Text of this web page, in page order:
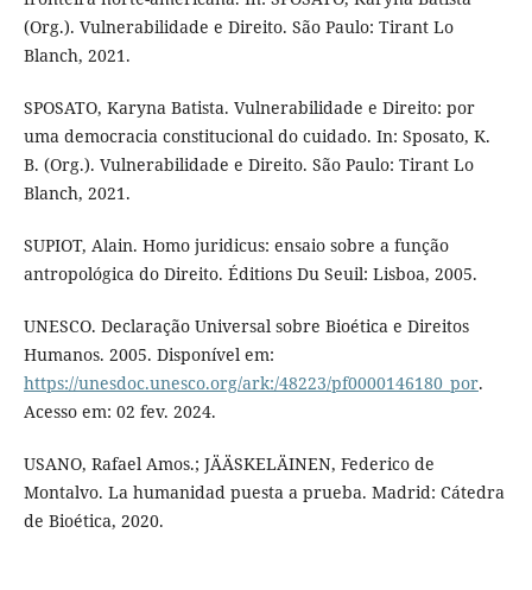
(Org.). Vulnerabilidade e Direito. São Paulo: Tirant Lo
Blanch, 2021.
SPOSATO, Karyna Batista. Vulnerabilidade e Direito: por
uma democracia constitucional do cuidado. In: Sposato, K.
B. (Org.). Vulnerabilidade e Direito. São Paulo: Tirant Lo
Blanch, 2021.
SUPIOT, Alain. Homo juridicus: ensaio sobre a função
antropológica do Direito. Éditions Du Seuil: Lisboa, 2005.
UNESCO. Declaração Universal sobre Bioética e Direitos
Humanos. 2005. Disponível em:
https://unesdoc.unesco.org/ark:/48223/pf0000146180_por.
Acesso em: 02 fev. 2024.
USANO, Rafael Amos.; JÄÄSKELÄINEN, Federico de
Montalvo. La humanidad puesta a prueba. Madrid: Cátedra
de Bioética, 2020.